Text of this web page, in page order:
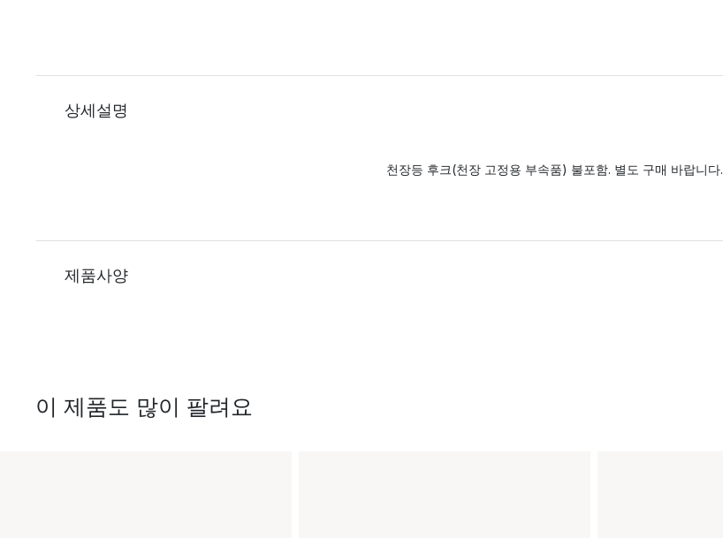
상세설명
천장등 후크(천장 고정용 부속품) 불포함. 별도 구매 바랍니다.
제품사양
이 제품도 많이 팔려요